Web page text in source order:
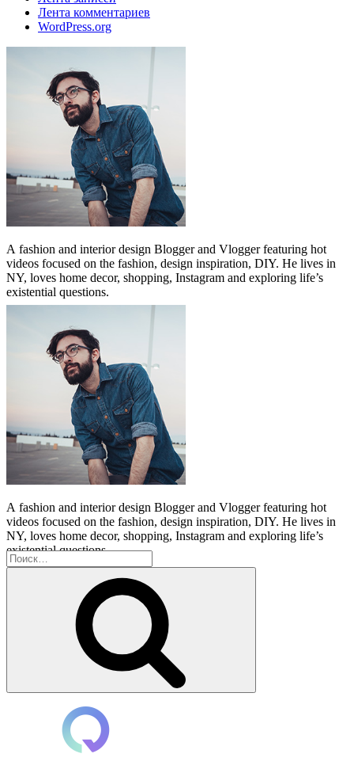
Лента комментариев
WordPress.org
A fashion and interior design Blogger and Vlogger featuring hot
videos focused on the fashion, design inspiration, DIY. He lives in
NY, loves home decor, shopping, Instagram and exploring life’s
existential questions.
A fashion and interior design Blogger and Vlogger featuring hot
videos focused on the fashion, design inspiration, DIY. He lives in
NY, loves home decor, shopping, Instagram and exploring life’s
existential questions.
Искать: